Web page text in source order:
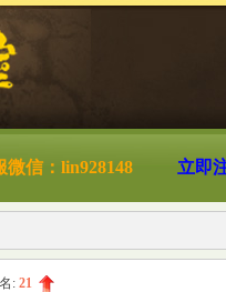
微信：lin928148 立即
: 21